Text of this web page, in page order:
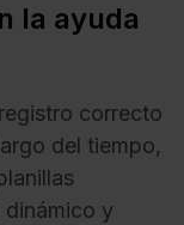
la ayuda
correcto
del tiempo,
dinámico y